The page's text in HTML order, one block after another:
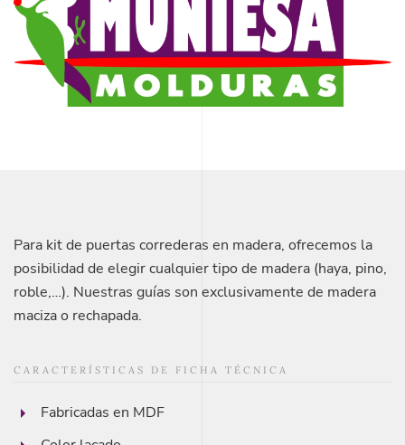
Para kit de puertas correderas en madera, ofrecemos la
posibilidad de elegir cualquier tipo de madera (haya, pino,
roble,…). Nuestras guías son exclusivamente de madera
maciza o rechapada.
CARACTERÍSTICAS DE FICHA TÉCNICA
Fabricadas en MDF